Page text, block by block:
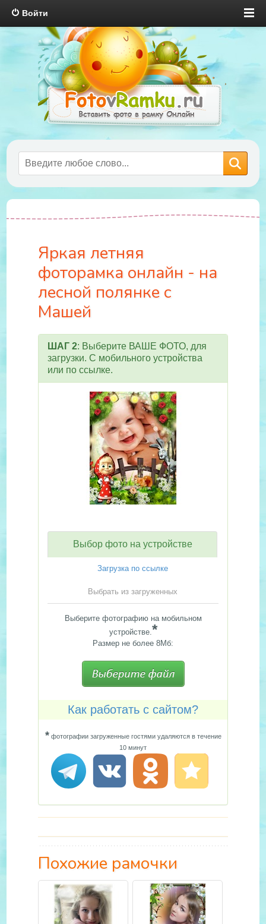
Войти
Яркая летняя
фоторамка онлайн - на
лесной полянке с
Машей
ШАГ 2: Выберите ВАШЕ ФОТО, для
загрузки. С мобильного устройства
или по ссылке.
Выбор фото на устройстве
Загрузка по ссылке
Выбрать из загруженных
Выберите фотографию на мобильном
устройстве.*
Размер не более 8Мб:
Как работать с сайтом?
*фотографии загруженные гостями удаляются в течение
10 минут
Похожие рамочки